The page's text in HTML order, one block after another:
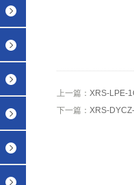
上一篇： XRS-LPE-
下一篇： XRS-